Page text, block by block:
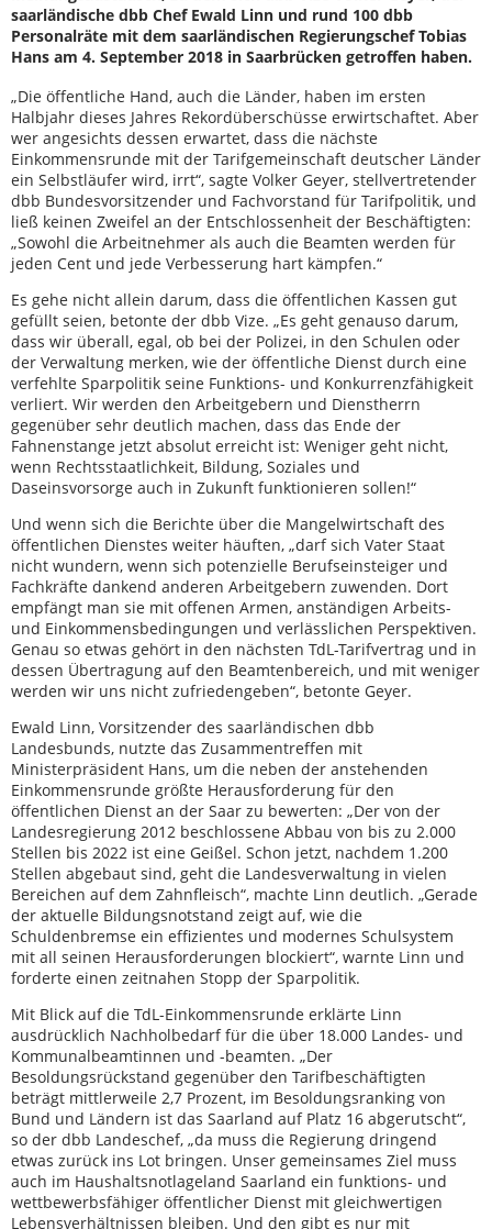
saarländische dbb Chef Ewald Linn und rund 100 dbb
Personalräte mit dem saarländischen Regierungschef Tobias
Hans am 4. September 2018 in Saarbrücken getroffen haben.
„Die öffentliche Hand, auch die Länder, haben im ersten
Halbjahr dieses Jahres Rekordüberschüsse erwirtschaftet. Aber
wer angesichts dessen erwartet, dass die nächste
Einkommensrunde mit der Tarifgemeinschaft deutscher Länder
ein Selbstläufer wird, irrt“, sagte Volker Geyer, stellvertretender
dbb Bundesvorsitzender und Fachvorstand für Tarifpolitik, und
ließ keinen Zweifel an der Entschlossenheit der Beschäftigten:
„Sowohl die Arbeitnehmer als auch die Beamten werden für
jeden Cent und jede Verbesserung hart kämpfen.“
Es gehe nicht allein darum, dass die öffentlichen Kassen gut
gefüllt seien, betonte der dbb Vize. „Es geht genauso darum,
dass wir überall, egal, ob bei der Polizei, in den Schulen oder
der Verwaltung merken, wie der öffentliche Dienst durch eine
verfehlte Sparpolitik seine Funktions- und Konkurrenzfähigkeit
verliert. Wir werden den Arbeitgebern und Dienstherrn
gegenüber sehr deutlich machen, dass das Ende der
Fahnenstange jetzt absolut erreicht ist: Weniger geht nicht,
wenn Rechtsstaatlichkeit, Bildung, Soziales und
Daseinsvorsorge auch in Zukunft funktionieren sollen!“
Und wenn sich die Berichte über die Mangelwirtschaft des
öffentlichen Dienstes weiter häuften, „darf sich Vater Staat
nicht wundern, wenn sich potenzielle Berufseinsteiger und
Fachkräfte dankend anderen Arbeitgebern zuwenden. Dort
empfängt man sie mit offenen Armen, anständigen Arbeits-
und Einkommensbedingungen und verlässlichen Perspektiven.
Genau so etwas gehört in den nächsten TdL-Tarifvertrag und in
dessen Übertragung auf den Beamtenbereich, und mit weniger
werden wir uns nicht zufriedengeben“, betonte Geyer.
Ewald Linn, Vorsitzender des saarländischen dbb
Landesbunds, nutzte das Zusammentreffen mit
Ministerpräsident Hans, um die neben der anstehenden
Einkommensrunde größte Herausforderung für den
öffentlichen Dienst an der Saar zu bewerten: „Der von der
Landesregierung 2012 beschlossene Abbau von bis zu 2.000
Stellen bis 2022 ist eine Geißel. Schon jetzt, nachdem 1.200
Stellen abgebaut sind, geht die Landesverwaltung in vielen
Bereichen auf dem Zahnfleisch“, machte Linn deutlich. „Gerade
der aktuelle Bildungsnotstand zeigt auf, wie die
Schuldenbremse ein effizientes und modernes Schulsystem
mit all seinen Herausforderungen blockiert“, warnte Linn und
forderte einen zeitnahen Stopp der Sparpolitik.
Mit Blick auf die TdL-Einkommensrunde erklärte Linn
ausdrücklich Nachholbedarf für die über 18.000 Landes- und
Kommunalbeamtinnen und -beamten. „Der
Besoldungsrückstand gegenüber den Tarifbeschäftigten
beträgt mittlerweile 2,7 Prozent, im Besoldungsranking von
Bund und Ländern ist das Saarland auf Platz 16 abgerutscht“,
so der dbb Landeschef, „da muss die Regierung dringend
etwas zurück ins Lot bringen. Unser gemeinsames Ziel muss
auch im Haushaltsnotlageland Saarland ein funktions- und
wettbewerbsfähiger öffentlicher Dienst mit gleichwertigen
Lebensverhältnissen bleiben. Und den gibt es nur mit